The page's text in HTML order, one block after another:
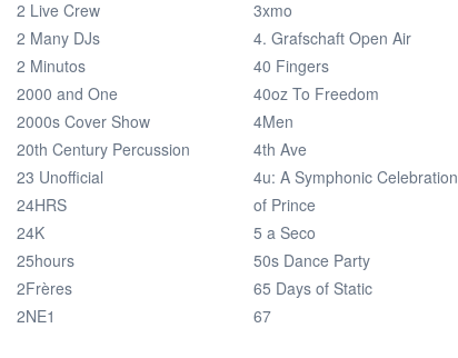
2 Live Crew
2 Many DJs
2 Minutos
2000 and One
2000s Cover Show
20th Century Percussion
23 Unofficial
24HRS
24K
25hours
2Frères
2NE1
3xmo
4. Grafschaft Open Air
40 Fingers
40oz To Freedom
4Men
4th Ave
4u: A Symphonic Celebration
of Prince
5 a Seco
50s Dance Party
65 Days of Static
67